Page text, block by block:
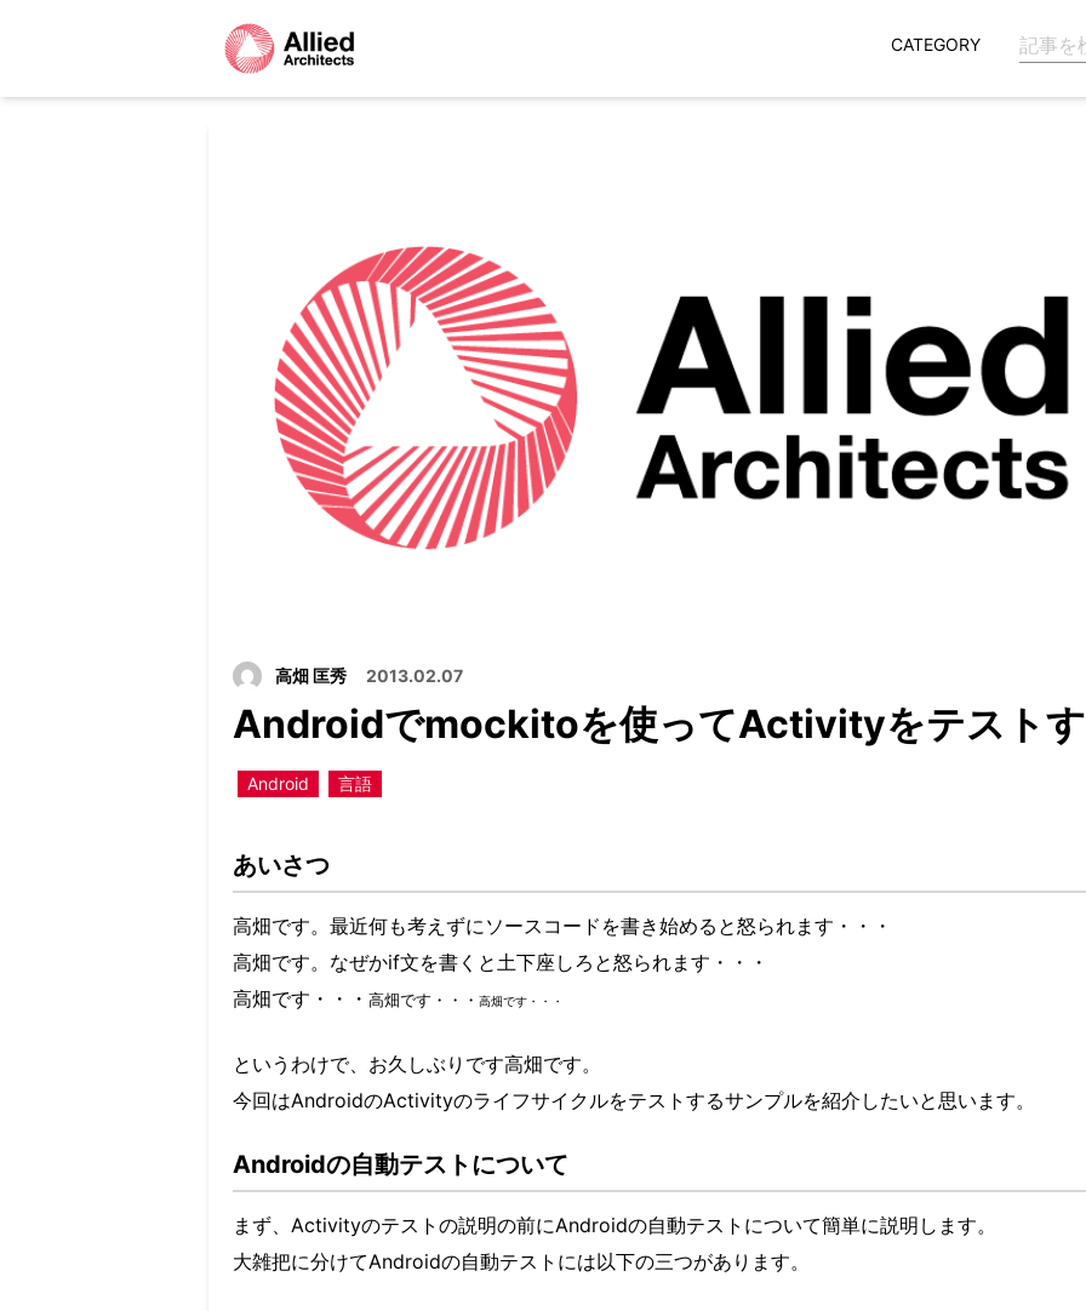
CATEGORY
高畑 匡秀 2013.02.07
Androidでmockitoを使ってActivityをテスト
Android 言語
あいさつ
高畑です。最近何も考えずにソースコードを書き始めると怒られます・・・
高畑です。なぜかif文を書くと土下座しろと怒られます・・・
高畑です・・・ 高畑です・・・ 高畑です・・・
というわけで、お久しぶりです高畑です。
今回はAndroidのActivityのライフサイクルをテストするサンプルを紹介したいと思います。
Androidの自動テストについて
まず、Activityのテストの説明の前にAndroidの自動テストについて簡単に説明します。
大雑把に分けてAndroidの自動テストには以下の三つがあります。